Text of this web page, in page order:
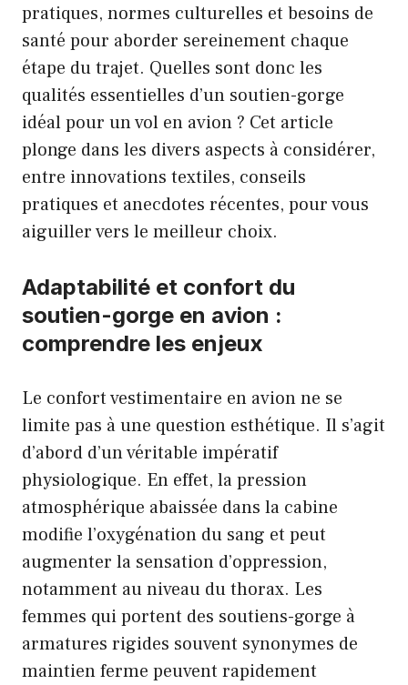
pratiques, normes culturelles et besoins de
santé pour aborder sereinement chaque
étape du trajet. Quelles sont donc les
qualités essentielles d’un soutien-gorge
idéal pour un vol en avion ? Cet article
plonge dans les divers aspects à considérer,
entre innovations textiles, conseils
pratiques et anecdotes récentes, pour vous
aiguiller vers le meilleur choix.
Adaptabilité et confort du
soutien-gorge en avion :
comprendre les enjeux
Le confort vestimentaire en avion ne se
limite pas à une question esthétique. Il s’agit
d’abord d’un véritable impératif
physiologique. En effet, la pression
atmosphérique abaissée dans la cabine
modifie l’oxygénation du sang et peut
augmenter la sensation d’oppression,
notamment au niveau du thorax. Les
femmes qui portent des soutiens-gorge à
armatures rigides souvent synonymes de
maintien ferme peuvent rapidement